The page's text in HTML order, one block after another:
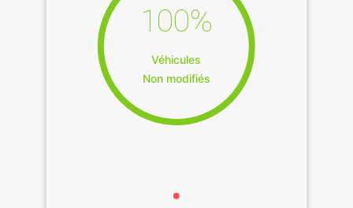
100%
Véhicules
Non modifiés